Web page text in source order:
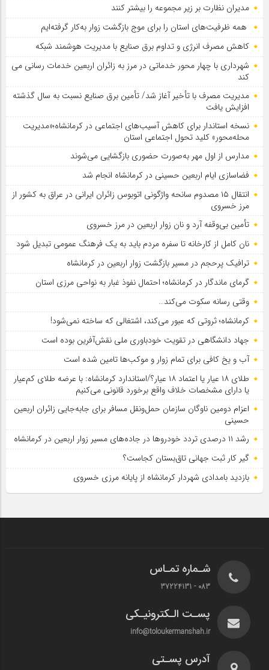
مدیران نظارت بر زیر مجموعه را بیشتر کنند
همه ظرفیت‌های استان را برای موج بازگشت زوار به‌کار گرفته‌ایم
کاهش مصرف انرژی و تداوم برق صنایع با مدیریت هوشمند شبکه
شهرداری با چهار محور خدماتی در مرز به زائران اربعین خدمات رسانی می
کند
مدیریت مصرف با تأخیر آغاز شد/ تأمین برق صنایع نسبت به سال گذشته
افزایش یافت
نسخه استاندار برای کاهش آسیب‌های اجتماعی در کرمانشاه؛«مدیریت
محله‌محور» کلید تحول اجتماعی استان
مدارس از اول مهر به‌صورت حضوری بازگشایی می‌شوند
فضاسازی ایام اربعین حسینی در کرمانشاه انجام شد
انتقال ۱۵ مصدوم سانحه واژگونی اتوبوس زائران ایرانی در عراق به کشور از
مرز خسروی
تأمین بی‌وقفه آرد و نان زوار اربعین در مرز خسروی
نان کامل از کارخانه تا سفره مردم باید به یک فرهنگ عمومی تبدیل شود
ترافیک پرحجم در مسیر بازگشت زوار اربعین در کرمانشاه
گرمای ماندگار در کرمانشاه؛ احتمال نفوذ غبار به نواحی مرزی استان
وقتی رسانه سکوت می‌کند…
کرمانشاه؛ ثروتی که عبور می‌کند، اشتغالی که ساخته نمی‌شود!
جهاد دانشگاهی در تقویت خودباوری ملی نقش‌آفرین بوده است
آب و یخ کافی برای تمام زوار و موکب‌ها تامین شده است
طلای ۱۸ عیار یا اعتماد ۱۸ عیار؟/استاندارد کرمانشاه: با عرضه طلای کم‌عیار
یا دارای مشخصات خلاف واقع برخورد قانونی می‌کنیم
اعزام دومین ناوگان سازمان حمل‌ونقل مسافر برای جابه‌جایی زائران اربعین
حسینی
رشد ۱۱ درصدی تردد خودروها در جاده‌های مسیر زوار اربعین در کرمانشاه
گیر کار ثبت جهانی تاق‌بستان کجاست؟
بازدید بامدادی شهردار کرمانشاه از پایانه مرزی خسروی
شـماره تمـاس
083 - 37224131
پسـت الـکترونیـکی
info@toloukermanshah.ir
آدرس پسـتی